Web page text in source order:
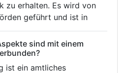
zu erhalten. Es wird von
geführt und ist in
sind mit einem
ist ein amtliches